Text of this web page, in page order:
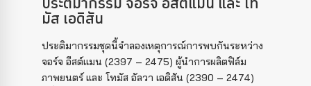
มัส เอดิสัน
ประติมากรรมชุดนี้จำลองเหตุการณ์การพบกันระหว่าง
จอร์จ อีสต์แมน (2397 – 2475) ผู้นำการผลิตฟิล์ม
ภาพยนตร์ และ โทมัส อัลวา เอดิสัน (2390 – 2474)